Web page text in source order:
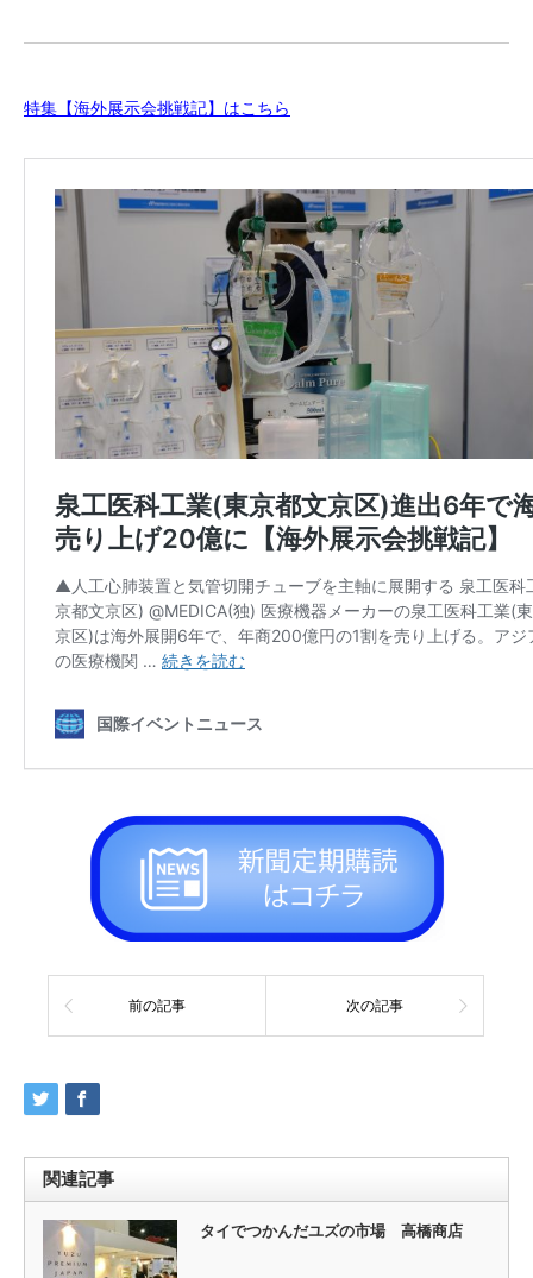
特集【海外展示会挑戦記】はこちら
前の記事 次の記事
関連記事
タイでつかんだユズの市場 高橋商店